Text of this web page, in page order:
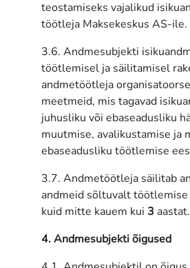
teostamiseks vajalikud
töötleja Maksekeskus AS-ile.
3.6. Andmesubjekti
töötlemisel ja säilitamisel
andmetöötleja
meetmeid, mis tagavad
juhusliku või ebaseadusliku
muutmise, avalikustamise ja
ebaseadusliku töötlemise
3.7. Andmetöötleja säilitab
andmeid sõltuvalt
kuid mitte kauem kui 3 aastat.
4. Andmesubjekti õigused